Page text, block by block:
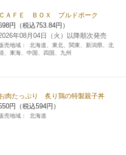
ード
せ
ネットショッピング
ＣＡＦＥ ＢＯＸ プルドポーク
円（税込753.84円）
年08月04日（火）以降順次発売
売地域：
北海道、東北、関東、新潟県、北
、東海、中国、四国、九州
肉たっぷり 炙り鶏の特製親子丼
円（税込594円）
売地域： 北海道